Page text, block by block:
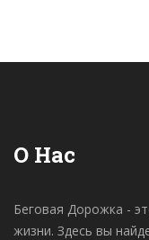
О Нас
Беговая Дорожка -
жизни. Здесь вы